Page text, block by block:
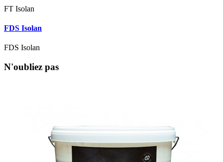
FT Isolan
FDS Isolan
FDS Isolan
N'oubliez pas